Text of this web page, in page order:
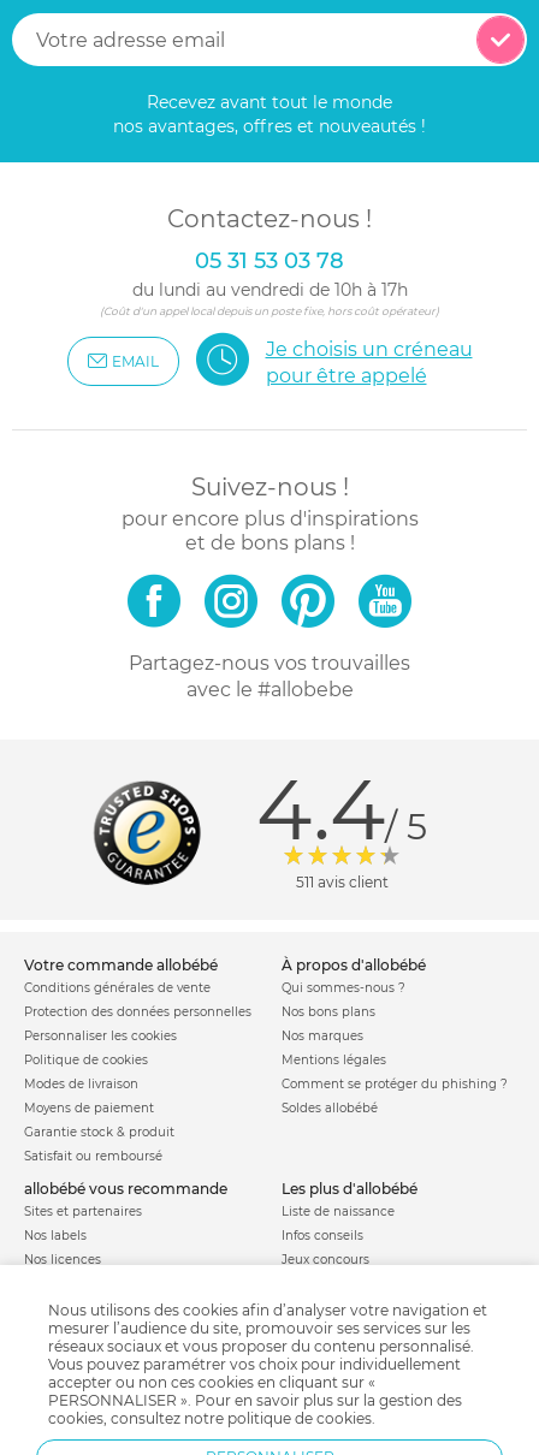
Recevez avant tout le monde
nos avantages, offres et nouveautés !
Contactez-nous !
05 31 53 03 78
du lundi au vendredi de 10h à 17h
(Coût d'un appel local depuis un poste fixe, hors coût opérateur)
EMAIL
Je choisis un créneau
pour être appelé
Suivez-nous !
pour encore plus d'inspirations
et de bons plans !
Partagez-nous vos trouvailles
avec le #allobebe
4.4/ 5
511 avis client
votre commande allobébé
Conditions générales de vente
Protection des données personnelles
Personnaliser les cookies
Politique de cookies
Modes de livraison
Moyens de paiement
Garantie stock & produit
Satisfait ou remboursé
à propos d'allobébé
Qui sommes-nous ?
Nos bons plans
Nos marques
Mentions légales
Comment se protéger du phishing ?
Soldes allobébé
allobébé vous recommande
Sites et partenaires
Nos labels
Nos licences
les plus d'allobébé
Liste de naissance
Infos conseils
Jeux concours
Parrainage
Paiement sécurisé
Charte qualité
Nous utilisons des cookies afin d’analyser votre navigation et
mesurer l’audience du site, promouvoir ses services sur les
réseaux sociaux et vous proposer du contenu personnalisé.
Vous pouvez paramétrer vos choix pour individuellement
accepter ou non ces cookies en cliquant sur «
PERSONNALISER ». Pour en savoir plus sur la gestion des
cookies, consultez notre politique de cookies.